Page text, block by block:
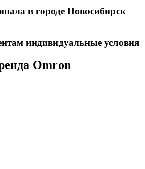
в городе Новосибирск
индивидуальные условия
Omron